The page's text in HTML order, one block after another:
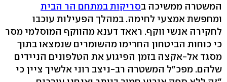
המשטרה ממשיכה בסריקות במתחם הר הבית
ומחפשת אמצעי לחימה. במהלך הפעילות עוכבו
לחקירה אנשי ווקף. ראאד דענא מהווקף המוסלמי מסר
כי כוחות הביטחון החרימו מהשומרים שנמצאו בתוך
מסגד אל-אקצה בזמן הפיגוע את הטלפונים הניידים
שלהם. מפכ"ל המשטרה רב-ניצב רוני אלשיך ציין כי